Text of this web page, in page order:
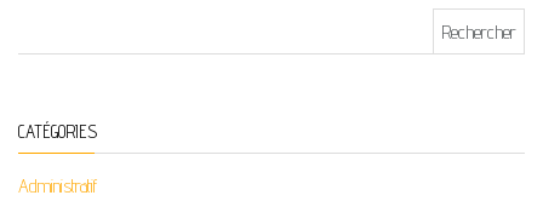
CATÉGORIES
Administratif